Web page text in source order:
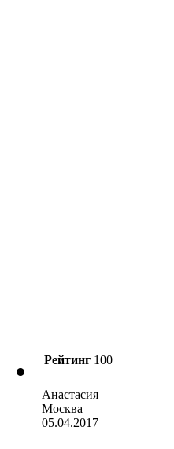
Рейтинг 100
Анастасия
Москва
05.04.2017